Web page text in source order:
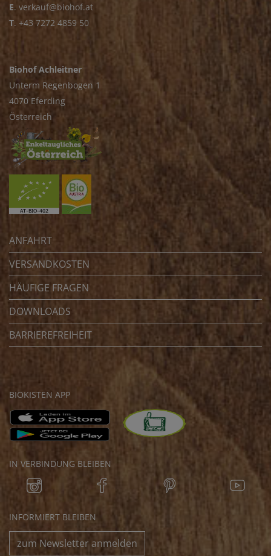
E. verkauf@biohof.at
T. +43 7272 4859 50
Biohof Achleitner
Unterm Regenbogen 1
4070 Eferding
Österreich
ANFAHRT
VERSANDKOSTEN
HÄUFIGE FRAGEN
DOWNLOADS
BARRIEREFREIHEIT
BIOKISTEN APP
IN VERBINDUNG BLEIBEN
INFORMIERT BLEIBEN
zum Newsletter anmelden